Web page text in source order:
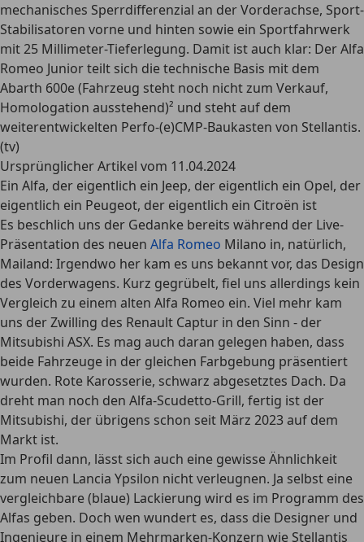
mechanisches Sperrdifferenzial an der Vorderachse, Sport-
Stabilisatoren vorne und hinten sowie ein Sportfahrwerk
mit 25 Millimeter-Tieferlegung. Damit ist auch klar: Der Alfa
Romeo Junior teilt sich die technische Basis mit dem
Abarth 600e (Fahrzeug steht noch nicht zum Verkauf,
Homologation ausstehend)² und steht auf dem
weiterentwickelten Perfo-(e)CMP-Baukasten von Stellantis.
(tv)
Ursprünglicher Artikel vom 11.04.2024
Ein Alfa, der eigentlich ein Jeep, der eigentlich ein Opel, der
eigentlich ein Peugeot, der eigentlich ein Citroën ist
Es beschlich uns der Gedanke bereits während der Live-
Präsentation des neuen Alfa Romeo Milano in, natürlich,
Mailand: Irgendwo her kam es uns bekannt vor, das Design
des Vorderwagens. Kurz gegrübelt, fiel uns allerdings kein
Vergleich zu einem alten Alfa Romeo ein. Viel mehr kam
uns der Zwilling des Renault Captur in den Sinn - der
Mitsubishi ASX. Es mag auch daran gelegen haben, dass
beide Fahrzeuge in der gleichen Farbgebung präsentiert
wurden. Rote Karosserie, schwarz abgesetztes Dach. Da
dreht man noch den Alfa-Scudetto-Grill, fertig ist der
Mitsubishi, der übrigens schon seit März 2023 auf dem
Markt ist.
Im Profil dann, lässt sich auch eine gewisse Ähnlichkeit
zum neuen Lancia Ypsilon nicht verleugnen. Ja selbst eine
vergleichbare (blaue) Lackierung wird es im Programm des
Alfas geben. Doch wen wundert es, dass die Designer und
Ingenieure in einem Mehrmarken-Konzern wie Stellantis